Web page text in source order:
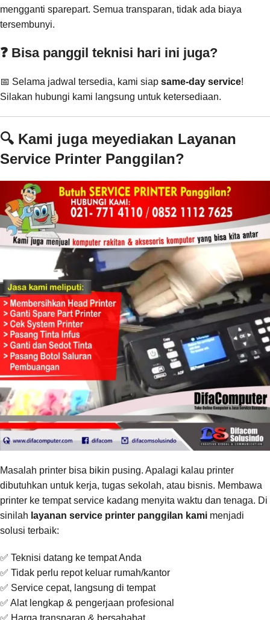
mengganti sparepart. Semua transparan, tidak ada biaya
tersembunyi.
❓ Bisa panggil teknisi hari ini juga?
📅 Selama jadwal tersedia, kami siap same-day service!
Silakan hubungi kami langsung untuk ketersediaan.
🔍 Kami juga meyediakan Layanan
Service Printer Panggilan?
Masalah printer bisa bikin pusing. Apalagi kalau printer
dibutuhkan untuk kerja, tugas sekolah, atau bisnis. Membawa
printer ke tempat service kadang menyita waktu dan tenaga. Di
sinilah layanan service printer panggilan kami menjadi
solusi terbaik:
✅ Teknisi datang ke tempat Anda
✅ Tidak perlu repot keluar rumah/kantor
✅ Service cepat, langsung di tempat
✅ Alat lengkap & pengerjaan profesional
✅ Harga transparan & bersahabat